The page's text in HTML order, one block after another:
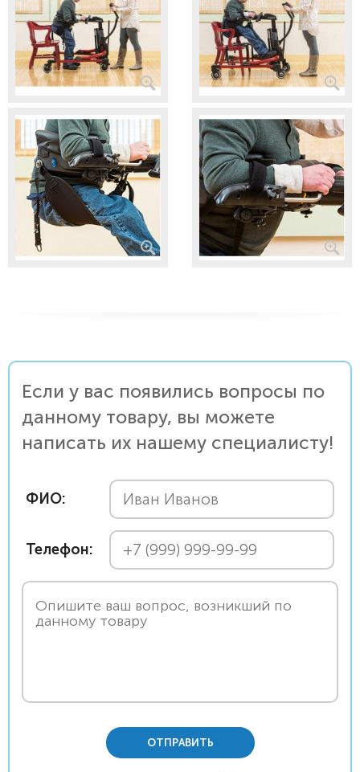
Если у вас появились вопросы по
данному товару, вы можете
написать их нашему специалисту!
ФИО:
Телефон:
ОТПРАВИТЬ